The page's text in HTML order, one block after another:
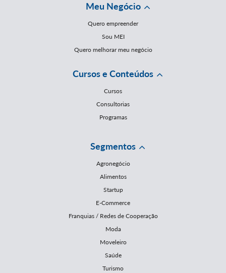
Meu Negócio
Quero empreender
Sou MEI
Quero melhorar meu negócio
Cursos e Conteúdos
Cursos
Consultorias
Programas
Segmentos
Agronegócio
Alimentos
Startup
E-Commerce
Franquias / Redes de Cooperação
Moda
Moveleiro
Saúde
Turismo